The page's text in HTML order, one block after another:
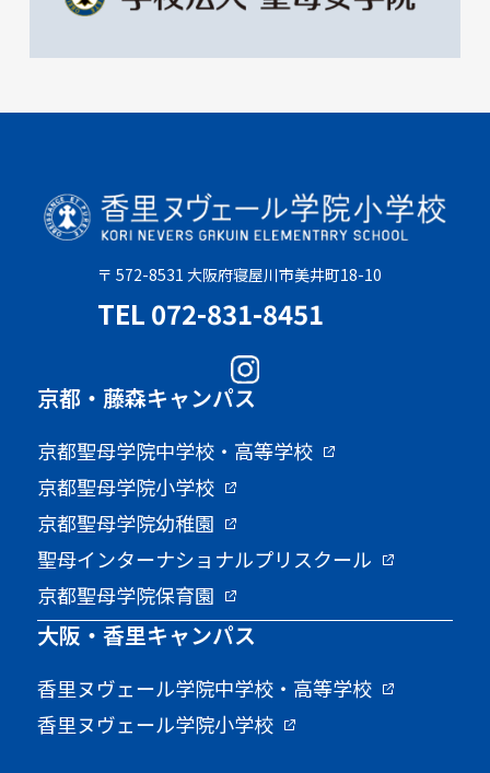
〒 572-8531 大阪府寝屋川市美井町18-10
TEL 072-831-8451
京都・藤森キャンパス
京都聖母学院中学校・高等学校
京都聖母学院小学校
京都聖母学院幼稚園
聖母インターナショナルプリスクール
京都聖母学院保育園
大阪・香里キャンパス
香里ヌヴェール学院中学校・高等学校
香里ヌヴェール学院小学校